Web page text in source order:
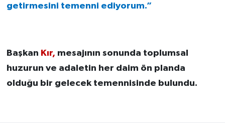
getirmesini temenni ediyorum.”
Başkan Kır, mesajının sonunda toplumsal
huzurun ve adaletin her daim ön planda
olduğu bir gelecek temennisinde bulundu.